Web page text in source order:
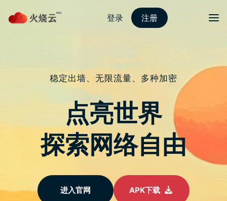
至
正
文 protonvpn下载
微软解散整个 AI 道德和社会团队
虽然近期微软不停向外宣传 AI ，但在最近的裁员行动中已裁减了
约 1 万名员工中，已将整 AI 部门内的「道德和社会团队」解
来自 Platformer 的消息，现任和前任员工表示，此举使微软没
有一个专门的团队来确保产品符合其「人工智能原则」。尽管如